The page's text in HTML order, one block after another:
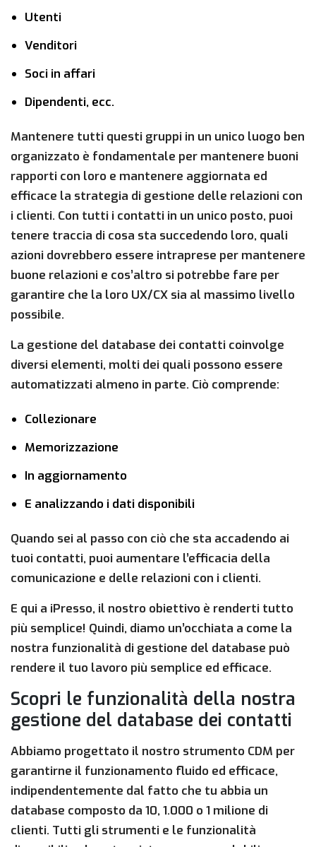
Utenti
Venditori
Soci in affari
Dipendenti, ecc.
Mantenere tutti questi gruppi in un unico luogo ben
organizzato è fondamentale per mantenere buoni
rapporti con loro e mantenere aggiornata ed
efficace la strategia di gestione delle relazioni con
i clienti. Con tutti i contatti in un unico posto, puoi
tenere traccia di cosa sta succedendo loro, quali
azioni dovrebbero essere intraprese per mantenere
buone relazioni e cos’altro si potrebbe fare per
garantire che la loro UX/CX sia al massimo livello
possibile.
La gestione del database dei contatti coinvolge
diversi elementi, molti dei quali possono essere
automatizzati almeno in parte. Ciò comprende:
Collezionare
Memorizzazione
In aggiornamento
E analizzando i dati disponibili
Quando sei al passo con ciò che sta accadendo ai
tuoi contatti, puoi aumentare l’efficacia della
comunicazione e delle relazioni con i clienti.
E qui a iPresso, il nostro obiettivo è renderti tutto
più semplice! Quindi, diamo un’occhiata a come la
nostra funzionalità di gestione del database può
rendere il tuo lavoro più semplice ed efficace.
Scopri le funzionalità della nostra
gestione del database dei contatti
Abbiamo progettato il nostro strumento CDM per
garantirne il funzionamento fluido ed efficace,
indipendentemente dal fatto che tu abbia un
database composto da 10, 1.000 o 1 milione di
clienti. Tutti gli strumenti e le funzionalità